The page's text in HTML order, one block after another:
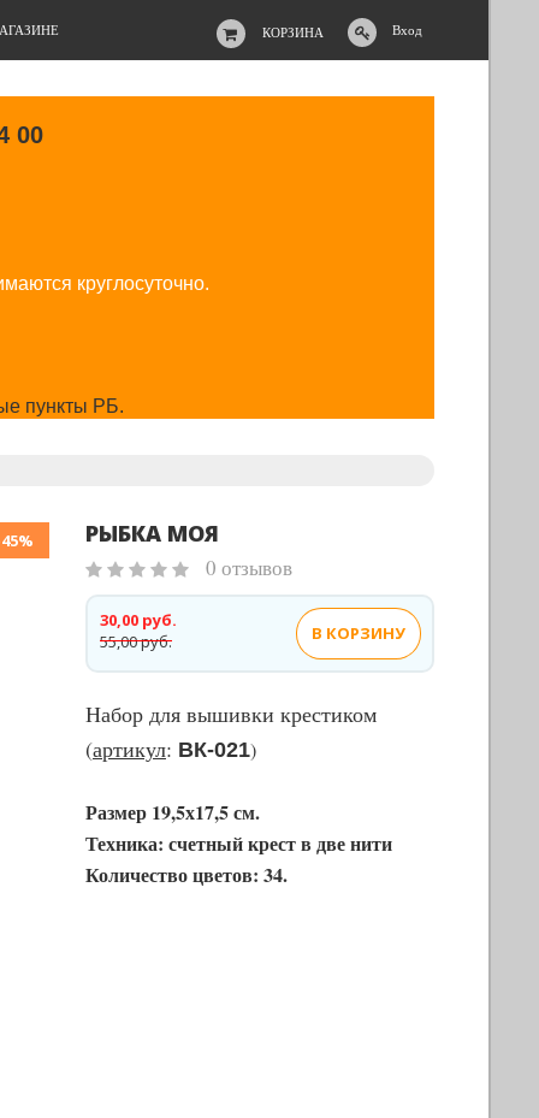
КОРЗИНА Вход
00
круглосуточно.
пункты РБ.
РЫБКА МОЯ
0 отзывов
55,00 руб.
30,00 руб.
В КОРЗИНУ
Набор для вышивки крестиком
(артикул: ВК-021)
Размер 19,5х17,5 см.
Техника: счетный крест в две нити
Количество цветов: 34.